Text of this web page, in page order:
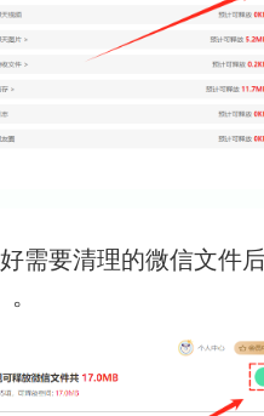
需要清理的微信文件